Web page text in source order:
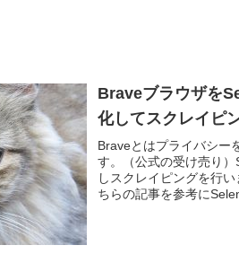
Braveブラウザを
化してスクレイピ
Braveとはプライバシー
す。（公式の受け売り
しスクレイピングを行
ちらの記事を参考に